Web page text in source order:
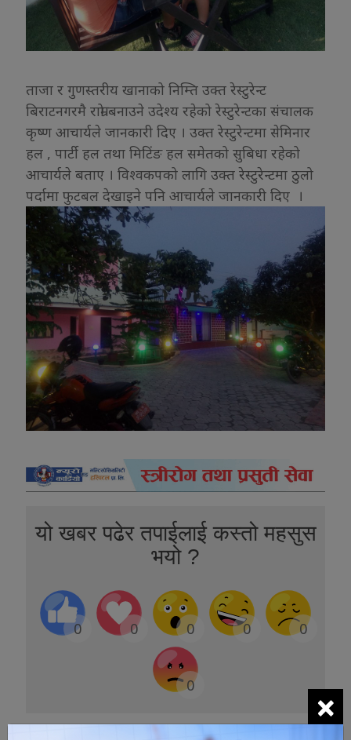
ताजा र गुणस्तरीय खानाको निम्ति उक्त रेस्टुरेन्ट
बिराटनगरमै राम्रो बनाउने उदेश्य रहेको रेस्टुरेन्टका संचालक
कृष्ण आचार्यले जानकारी दिए । उक्त रेस्टुरेन्टमा सेमिनार
हल , पार्टी हल तथा मिटिंङ हल समेतको सुबिधा रहेको
आचार्यले बताए । विश्वकपको लागि उक्त रेस्टुरेन्टमा ठुलो
पर्दामा फुटबल देखाइने पनि आचार्यले जानकारी दिए ।
यो खबर पढेर तपाईलाई कस्तो महसुस
भयो ?
0 0 0 0 0
0 ×